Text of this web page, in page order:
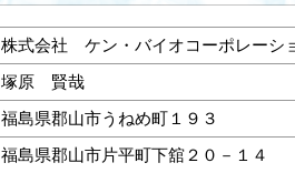
株式会社 ケン・バイオコーポレーシ
塚原 賢哉
福島県郡山市うねめ町１９３
福島県郡山市片平町下舘２０－１